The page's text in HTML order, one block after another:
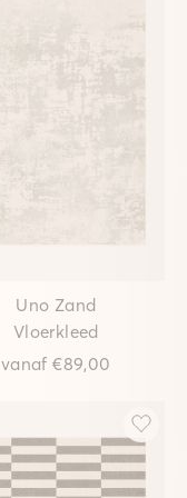
Uno Zand
Vloerkleed
vanaf€89,00